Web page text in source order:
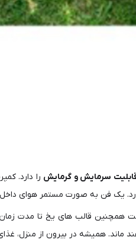
سرمایش و گرمایش را دارد.
یک فن به صورت مستمر هوای داخل
همچنین قالب های یخ تا مدت
همیشه در بیرون از منزل،